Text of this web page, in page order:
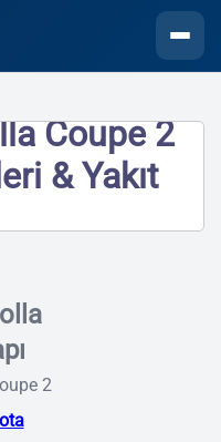
Coupe 2
& Yakıt
2